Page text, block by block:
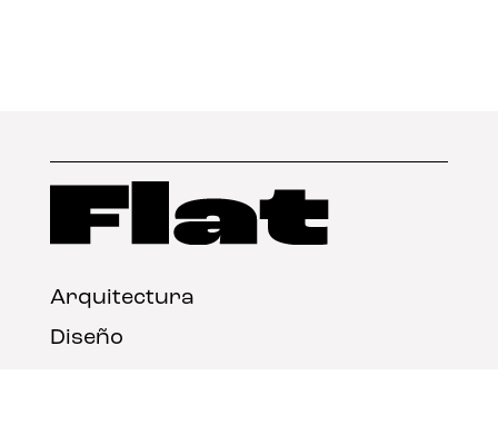
Arquitectura
Diseño